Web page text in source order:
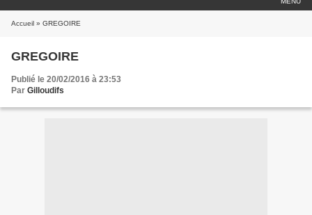
Accueil » GREGOIRE
GREGOIRE
Publié le 20/02/2016 à 23:53
Par Gilloudifs